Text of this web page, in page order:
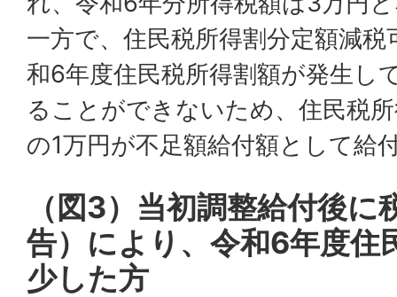
一方で、住民税所得割分定額減
和6年度住民税所得割額が発生し
ることができないため、住民税
の1万円が不足額給付額として給
（図3）当初調整給付後
告）により、令和6年度住
少した方